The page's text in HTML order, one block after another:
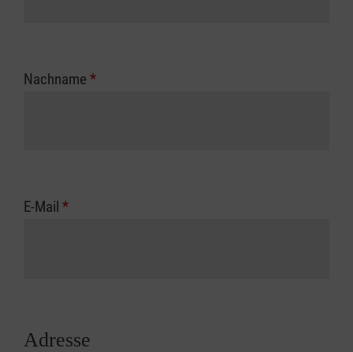
Nachname *
E-Mail *
Adresse